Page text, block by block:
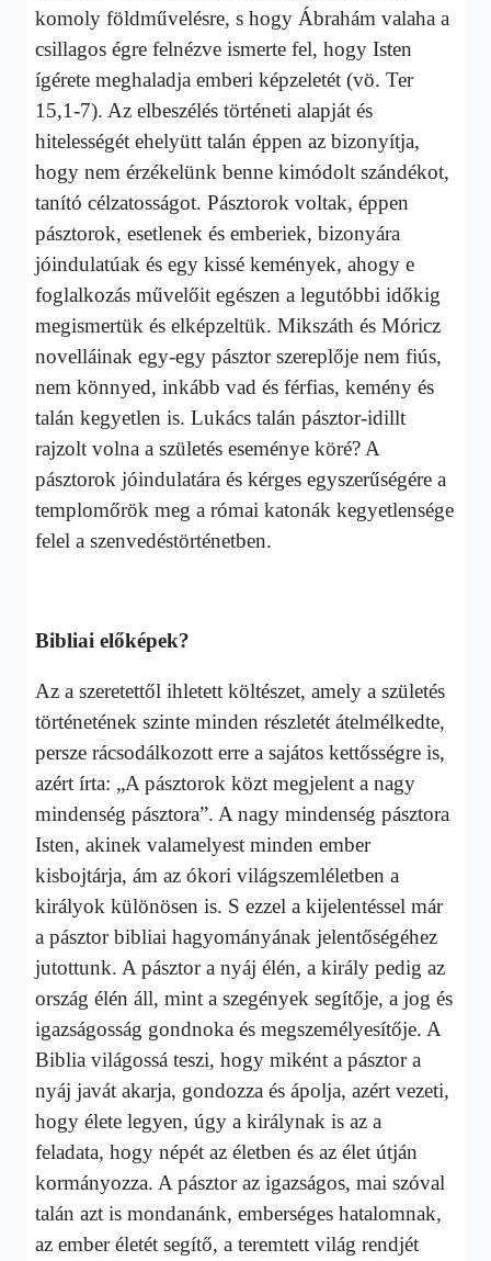
komoly földművelésre, s hogy Ábrahám valaha a
csillagos égre felnézve ismerte fel, hogy Isten
ígérete meghaladja emberi képzeletét (vö. Ter
15,1-7). Az elbeszélés történeti alapját és
hitelességét ehelyütt talán éppen az bizonyítja,
hogy nem érzékelünk benne kimódolt szándékot,
tanító célzatosságot. Pásztorok voltak, éppen
pásztorok, esetlenek és emberiek, bizonyára
jóindulatúak és egy kissé kemények, ahogy e
foglalkozás művelőit egészen a legutóbbi időkig
megismertük és elképzeltük. Mikszáth és Móricz
novelláinak egy-egy pásztor szereplője nem fiús,
nem könnyed, inkább vad és férfias, kemény és
talán kegyetlen is. Lukács talán pásztor-idillt
rajzolt volna a születés eseménye köré? A
pásztorok jóindulatára és kérges egyszerűségére a
templomőrök meg a római katonák kegyetlensége
felel a szenvedéstörténetben.
Bibliai előképek?
Az a szeretettől ihletett költészet, amely a születés
történetének szinte minden részletét átelmélkedte,
persze rácsodálkozott erre a sajátos kettősségre is,
azért írta: „A pásztorok közt megjelent a nagy
mindenség pásztora”. A nagy mindenség pásztora
Isten, akinek valamelyest minden ember
kisbojtárja, ám az ókori világszemléletben a
királyok különösen is. S ezzel a kijelentéssel már
a pásztor bibliai hagyományának jelentőségéhez
jutottunk. A pásztor a nyáj élén, a király pedig az
ország élén áll, mint a szegények segítője, a jog és
igazságosság gondnoka és megszemélyesítője. A
Biblia világossá teszi, hogy miként a pásztor a
nyáj javát akarja, gondozza és ápolja, azért vezeti,
hogy élete legyen, úgy a királynak is az a
feladata, hogy népét az életben és az élet útján
kormányozza. A pásztor az igazságos, mai szóval
talán azt is mondanánk, emberséges hatalomnak,
az ember életét segítő, a teremtett világ rendjét